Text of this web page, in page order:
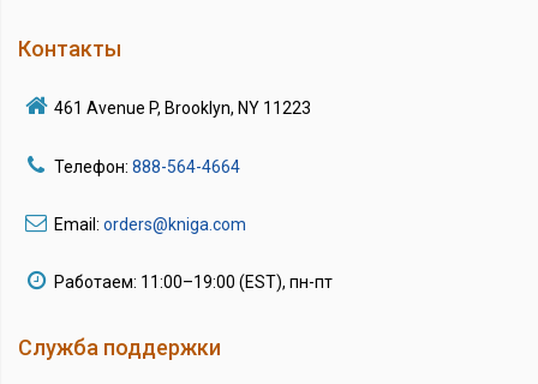
Контакты
461 Avenue P, Brooklyn, NY 11223
Телефон: 888-564-4664
Email: orders@kniga.com
Работаем: 11:00–19:00 (EST), пн-пт
Служба поддержки